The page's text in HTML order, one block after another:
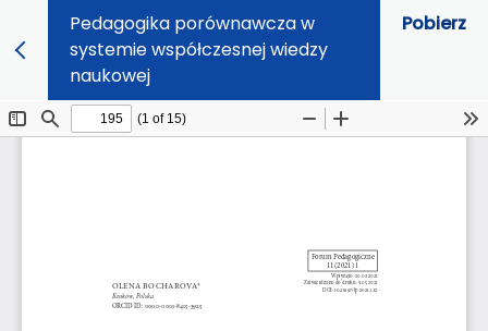
Pedagogika porównawcza w
systemie współczesnej wiedzy
naukowej
Pobierz